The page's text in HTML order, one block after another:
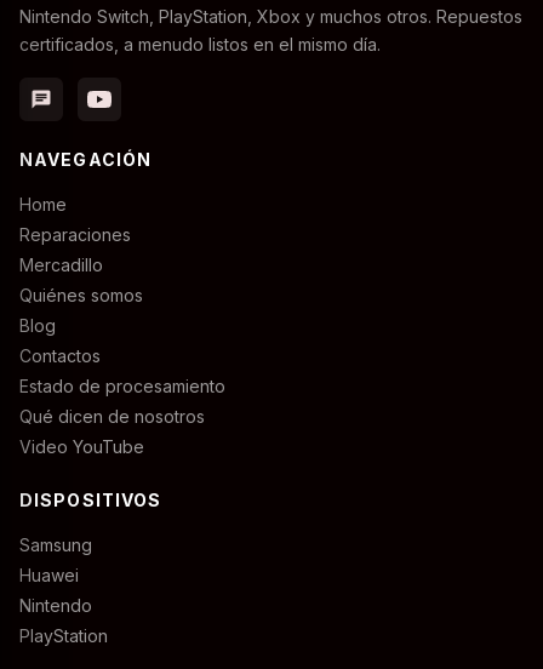
Nintendo Switch, PlayStation, Xbox y muchos otros. Repuestos
certificados, a menudo listos en el mismo día.
chat
NAVEGACIÓN
Home
Reparaciones
Mercadillo
Quiénes somos
Blog
Contactos
Estado de procesamiento
Qué dicen de nosotros
Video YouTube
DISPOSITIVOS
Samsung
Huawei
Nintendo
PlayStation